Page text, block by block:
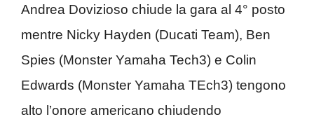
Andrea Dovizioso chiude la gara al 4° posto
mentre Nicky Hayden (Ducati Team), Ben
Spies (Monster Yamaha Tech3) e Colin
Edwards (Monster Yamaha TEch3) tengono
alto l’onore americano chiudendo